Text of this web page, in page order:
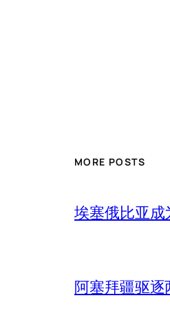
MORE POSTS
埃塞俄比亚
阿塞拜疆驱